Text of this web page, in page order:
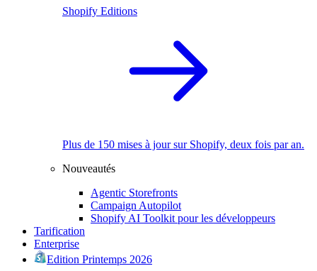
Shopify Editions
Plus de 150 mises à jour sur Shopify, deux fois par an.
Nouveautés
Agentic Storefronts
Campaign Autopilot
Shopify AI Toolkit pour les développeurs
Tarification
Enterprise
Edition Printemps 2026